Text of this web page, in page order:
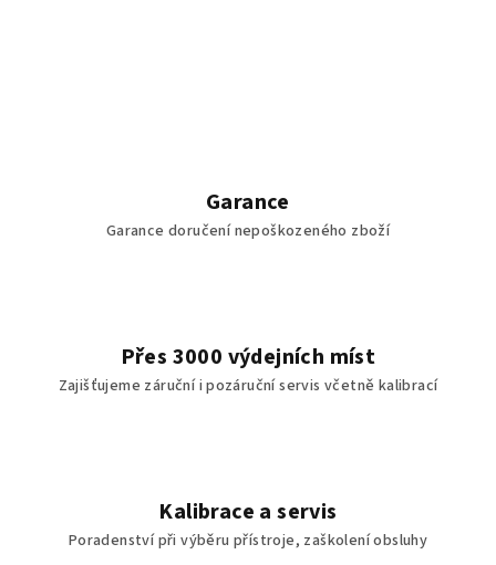
Garance
Garance doručení nepoškozeného zboží
Přes 3000 výdejních míst
Zajišťujeme záruční i pozáruční servis včetně kalibrací
Kalibrace a servis
Poradenství při výběru přístroje, zaškolení obsluhy